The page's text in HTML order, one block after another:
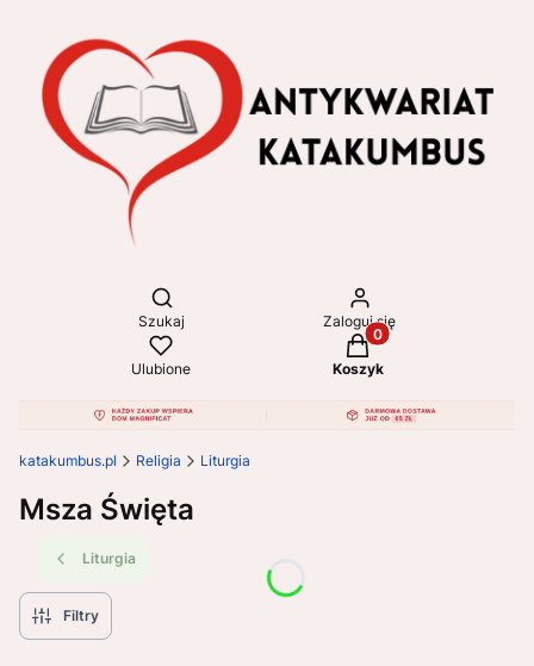
Otwórz wyszukiwarkę
Szukaj Zaloguj się
Ulubione
Produkty w koszyku:
Koszyk
katakumbus.pl Religia Liturgia
Msza Święta
Liturgia
Filtry